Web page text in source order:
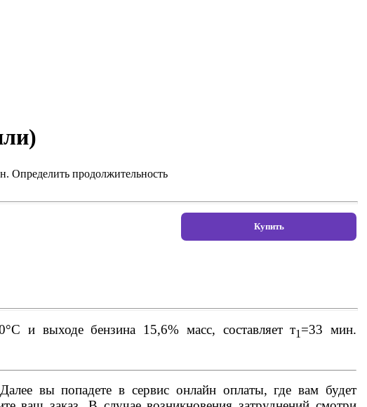
Определить продолжительность
и выходе бензина 15,6% масс, составляет т1 =33 мин.
вы попадете в сервис онлайн оплаты, где вам будет